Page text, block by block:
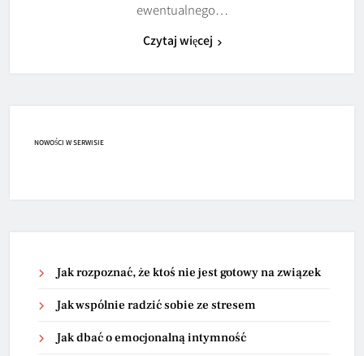
ewentualnego…
Czytaj więcej
NOWOŚCI W SERWISIE
Jak rozpoznać, że ktoś nie jest gotowy na związek
Jak wspólnie radzić sobie ze stresem
Jak dbać o emocjonalną intymność